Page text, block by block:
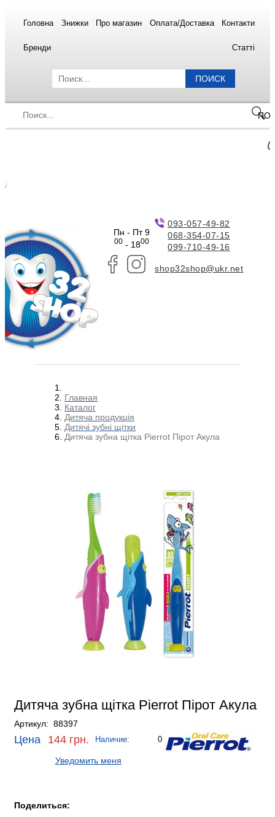
Головна Знижки Про магазин Оплата/Доставка Контакти
Бренди Статті
ПОИСК
Пн - Пт 9
00- 1800
093-057-49-82
068-354-07-15
099-710-49-16
shop32shop@ukr.net
Главная
Каталог
Дитяча продукція
Дитячі зубні щітки
Дитяча зубна щітка Pierrot Пірот Акула
Дитяча зубна щітка Pierrot Пірот Акула
Артикул: 88397
Цена 144 грн. Наличие: 0
Уведомить меня
Поделиться: